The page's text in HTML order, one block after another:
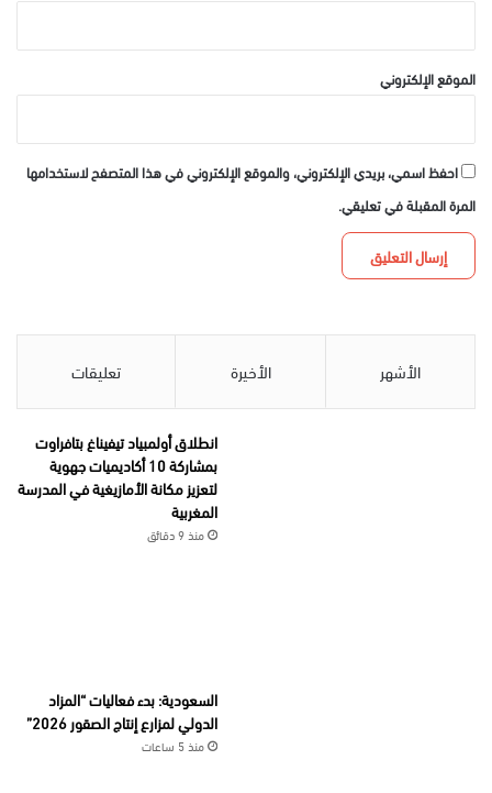
الموقع الإلكتروني
احفظ اسمي، بريدي الإلكتروني، والموقع الإلكتروني في هذا المتصفح لاستخدامها
المرة المقبلة في تعليقي.
الأشهر الأخيرة تعليقات
انطلاق أولمبياد تيفيناغ بتافراوت
بمشاركة 10 أكاديميات جهوية
لتعزيز مكانة الأمازيغية في المدرسة
المغربية
منذ 9 دقائق
السعودية: بدء فعاليات “المزاد
الدولي لمزارع إنتاج الصقور 2026”
منذ 5 ساعات